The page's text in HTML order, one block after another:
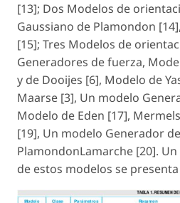
[13]; Dos Modelos de
Gaussiano de Plamondon
[15]; Tres Modelos de
Generadores de fuerza,
y de Dooijes [6], Modelo de
Maarse [3], Un modelo
Modelo de Eden [17],
[19], Un modelo Generador
PlamondonLamarche [20].
de estos modelos se